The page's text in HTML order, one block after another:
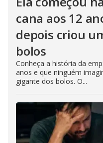
cana aos 12
depois criou
bolos
Conheça a história da
anos e que ninguém
gigante dos bolos. O...